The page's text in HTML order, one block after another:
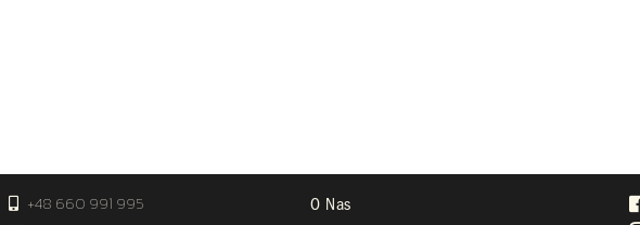
+48 660 991 995
O Nas